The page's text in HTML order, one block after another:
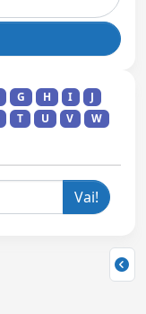
G H I
J
T U V
W